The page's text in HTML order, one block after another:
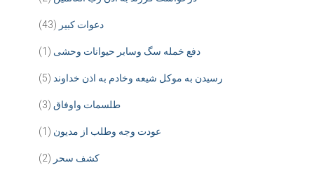
دعوات کبیر (43)
دفع خمله سگ وسابر حیوانات وحشی (1)
رسیدن به موکل شیعه وخادم به اذن خداوند (5)
طلسمات واوفاق (3)
عودت وجه وطلب از مدیون (1)
کشف سحر (2)